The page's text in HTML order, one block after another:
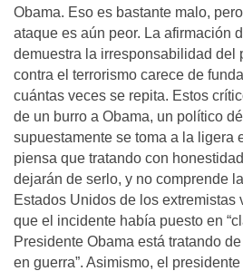
Obama. Eso es bastante malo,
ataque es aún peor. La afirmación
demuestra la irresponsabilidad del
contra el terrorismo carece de
cuántas veces se repita. Estos
de un burro a Obama, un político
supuestamente se toma a la ligera
piensa que tratando con
dejarán de serlo, y no comprende
Estados Unidos de los extremistas
que el incidente había puesto en
Presidente Obama está tratando
en guerra”. Asimismo, el